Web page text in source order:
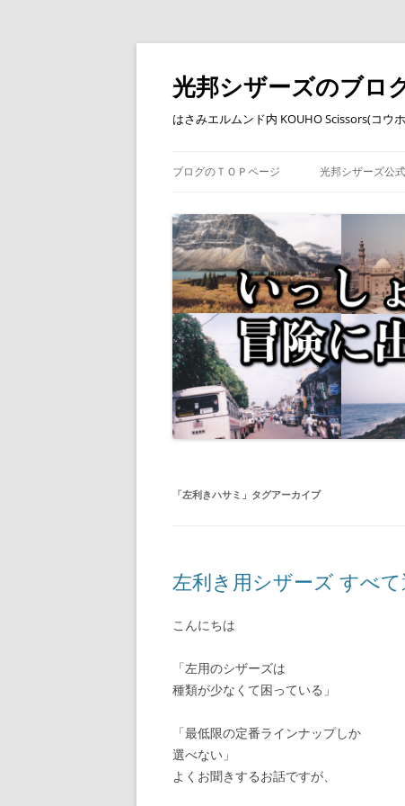
コ
テ
ン
ツ
へ
ス
光邦シザーズのブロ
はさみエルムンド内 KOUHO Scissors(コウ
ブログのＴＯＰページ 光邦シザーズ公
「左利きハサミ 」タグアーカイブ
左利き用シザーズ すべて
こんにちは
「左用のシザーズは
種類が少なくて困っている」
「最低限の定番ラインナップしか
選べない」
よくお聞きするお話ですが、